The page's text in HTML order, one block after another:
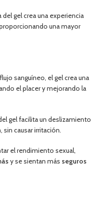
del gel crea una experiencia
una mayor
sanguíneo, el gel crea una
el placer y mejorando la
gel facilita un deslizamiento
causar irritación.
el rendimiento sexual,
y se sientan más seguros